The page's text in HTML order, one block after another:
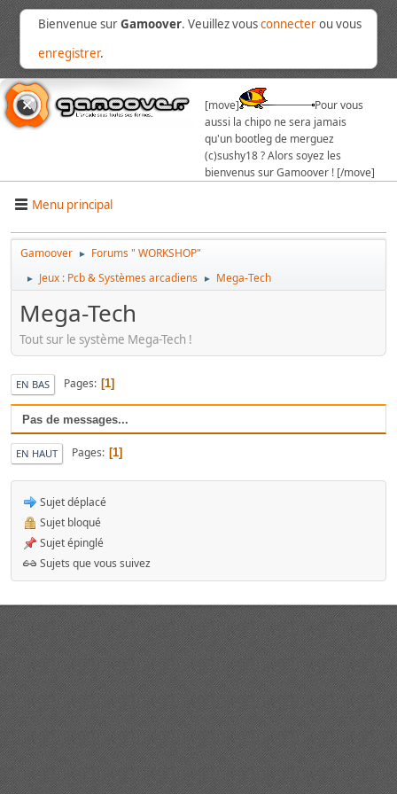
Bienvenue surGamoover. Veuillez vousconnecterou vous
enregistrer.
[move]
Pour vous
aussi la chipo ne sera jamais
qu'un bootleg de merguez
(c)sushy18 ? Alors soyez les
bienvenus sur Gamoover ! [/move]
Menu principal
Gamoover ► Forums " WORKSHOP"
► Jeux : Pcb & Systèmes arcadiens ► Mega-Tech
Mega-Tech
Tout sur le système Mega-Tech !
EN BAS Pages 1
Pas de messages...
EN HAUT Pages 1
Sujet déplacé
Sujet bloqué
Sujet épinglé
Sujets que vous suivez